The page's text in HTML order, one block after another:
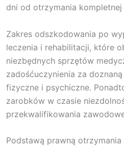
dni od otrzymania
Zakres odszkodowania po
leczenia i rehabilitacji, które
niezbędnych sprzętów
zadośćuczynienia za
fizyczne i psychiczne.
zarobków w czasie
przekwalifikowania
Podstawą prawną